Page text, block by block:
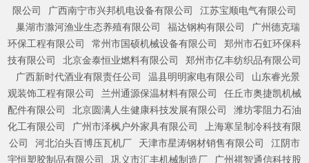
限公司
广西南宁市兴邦机电设备有限公司
江苏宝顺电气有限公司
巢湖市滁河渔业生态养殖有限公司
福达钢构有限公司
广州德克瑞
环保工程有限公司
常州市国硕机械设备有限公司
郑州市石虹环保科
技有限公司
北京金泰恒业燃料有限公司
郑州市亿丰纺织品有限公司
广西新时代酒业有限责任公司
温县明明家电有限公司
山东睿光景
观装饰工程有限公司
兰州通源保温材料有限公司
任丘市奥捷凯机械
配件有限公司
北京圆满人生健康科技发展有限公司
潍坊零阻力石油
化工有限公司
广州市泽枫户外家具有限公司
上海寒呈制冷科技有限
公司
河北泊头百博压瓦机厂 天津市星涛钢材销售有限公司
江阴市
宇恒塑胶制品有限公司
巩义市汇丰机械制造厂 广州祺智通信科技股